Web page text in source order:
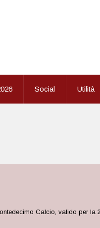
Social Utilità
Calcio, valido per la